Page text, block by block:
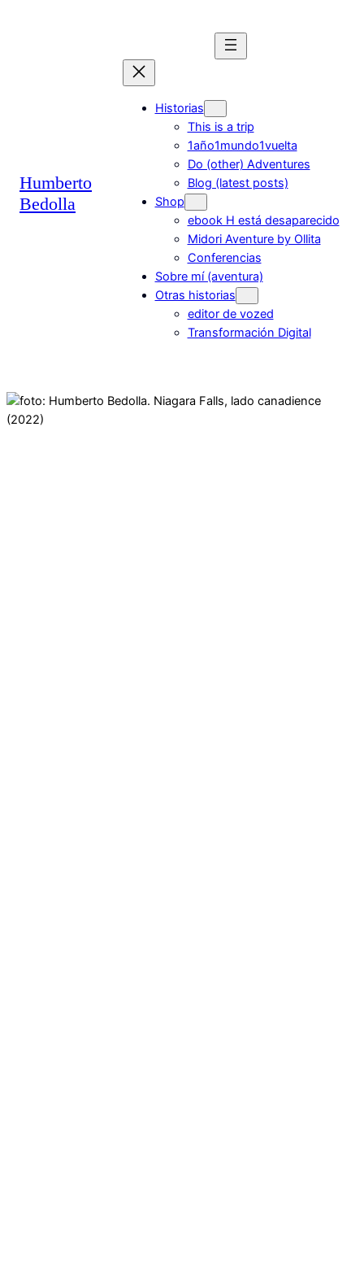
Humberto
Bedolla
Historias
This is a trip
1año1mundo1vuelta
Do (other) Adventures
Blog (latest posts)
Shop
ebook H está desaparecido
Midori Aventure by Ollita
Conferencias
Sobre mí (aventura)
Otras historias
editor de vozed
Transformación Digital